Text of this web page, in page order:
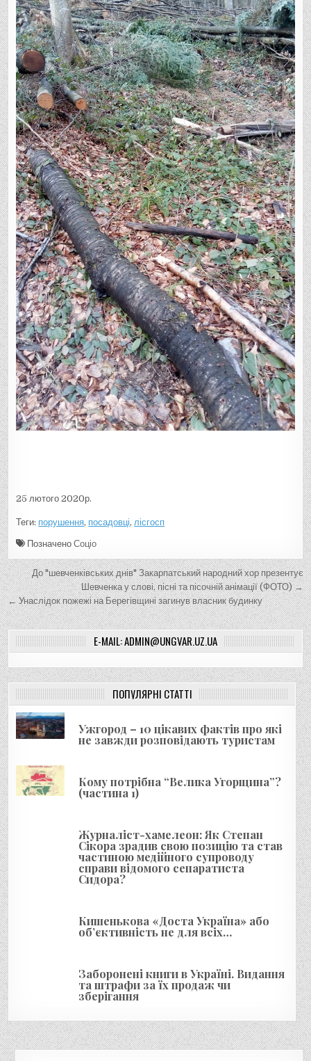
25 лютого 2020р.
Теги: порушення, посадовці,лісгосп
ПозначеноСоціо
Н
а
в
і
г
а
ц
і
я
з
а
п
и
с
і
в
До "шевченківських днів" Закарпатський народний хор презентує
Шевченка у слові, пісні та пісочній анімації (ФОТО) →
← Унаслідок пожежі на Берегівщині загинув власник будинку
E-MAIL: ADMIN@UNGVAR.UZ.UA
ПОПУЛЯРНІ СТАТТІ
Ужгород – 10 цікавих фактів про які
не завжди розповідають туристам
Кому потрібна “Велика Угорщина”?
(частина 1)
Журналіст-хамелеон: Як Степан
Сікора зрадив свою позицію та став
частиною медійного супроводу
справи відомого сепаратиста
Сидора?
Кишенькова «Доста Україна» або
об’єктивність не для всіх…
Заборонені книги в Україні. Видання
та штрафи за їх продаж чи
зберігання